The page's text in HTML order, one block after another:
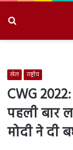
खेल राष्ट्रीय
CWG
पहली बार
मोदी ने दी